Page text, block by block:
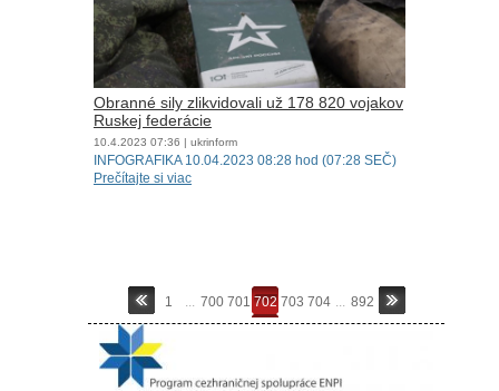
Obranné sily zlikvidovali už 178 820 vojakov
Ruskej federácie
10.4.2023 07:36 | ukrinform
INFOGRAFIKA 10.04.2023 08:28 hod (07:28 SEČ)
Prečítajte si viac
1 ... 700 701 702 703 704 ... 892